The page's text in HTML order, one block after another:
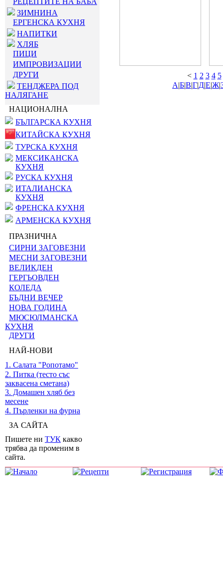
ЗИМНИНА
ЕРГЕНСКА КУХНЯ
НАПИТКИ
ХЛЯБ
ПИЦИ
ИМПРОВИЗАЦИИ
ДРУГИ
ТЕНДЖЕРА ПОД
НАЛЯГАНЕ
НАЦИОНАЛНА
БЪЛГАРСКА КУХНЯ
КИТАЙСКА КУХНЯ
ТУРСКА КУХНЯ
МЕКСИКАНСКА
КУХНЯ
РУСКА КУХНЯ
ИТАЛИАНСКА
КУХНЯ
ФРЕНСКА КУХНЯ
АРМЕНСКА КУХНЯ
ПРАЗНИЧНА
СИРНИ ЗАГОВЕЗНИ
МЕСНИ ЗАГОВЕЗНИ
ВЕЛИКДЕН
ГЕРГЬОВДЕН
КОЛЕДА
БЪДНИ ВЕЧЕР
НОВА ГОДИНА
МЮСЮЛМАНСКА
КУХНЯ
ДРУГИ
НАЙ-НОВИ
1. Салата "Ропотамо"
2. Питка (тесто със
заквасена сметана)
3. Домашен хляб без
месене
4. Пърленки на фурна
ЗА САЙТА
Пишете ни ТУК какво
трябва да променим в
сайта.
< 1 2 3 4 5
А|Б|В|Г|Д|Е|Ж|